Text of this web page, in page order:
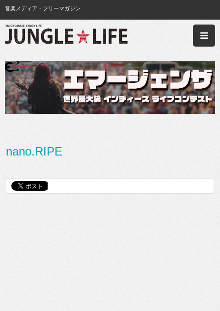
音楽メディア・フリーマガジン
nano.RIPE